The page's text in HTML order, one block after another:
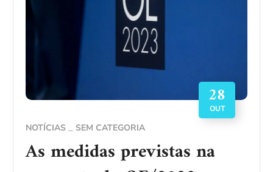
28
OUT
NOTÍCIAS SEM CATEGORIA
As medidas previstas na